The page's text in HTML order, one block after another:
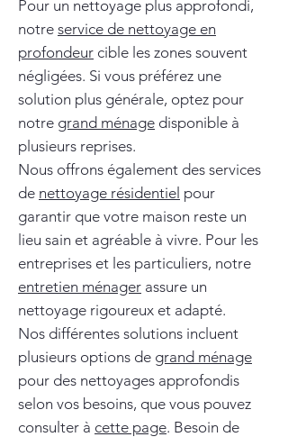
Pour un nettoyage plus approfondi,
notre service de nettoyage en
profondeur cible les zones souvent
négligées. Si vous préférez une
solution plus générale, optez pour
notre grand ménage disponible à
plusieurs reprises.
Nous offrons également des services
de nettoyage résidentiel pour
garantir que votre maison reste un
lieu sain et agréable à vivre. Pour les
entreprises et les particuliers, notre
entretien ménager assure un
nettoyage rigoureux et adapté.
Nos différentes solutions incluent
plusieurs options de grand ménage
pour des nettoyages approfondis
selon vos besoins, que vous pouvez
consulter à cette page. Besoin de